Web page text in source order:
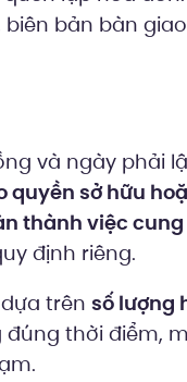
bản bàn
và ngày phải
quyền sở hữu
thành việc cung
định riêng.
trên số lượng
đúng thời điểm,